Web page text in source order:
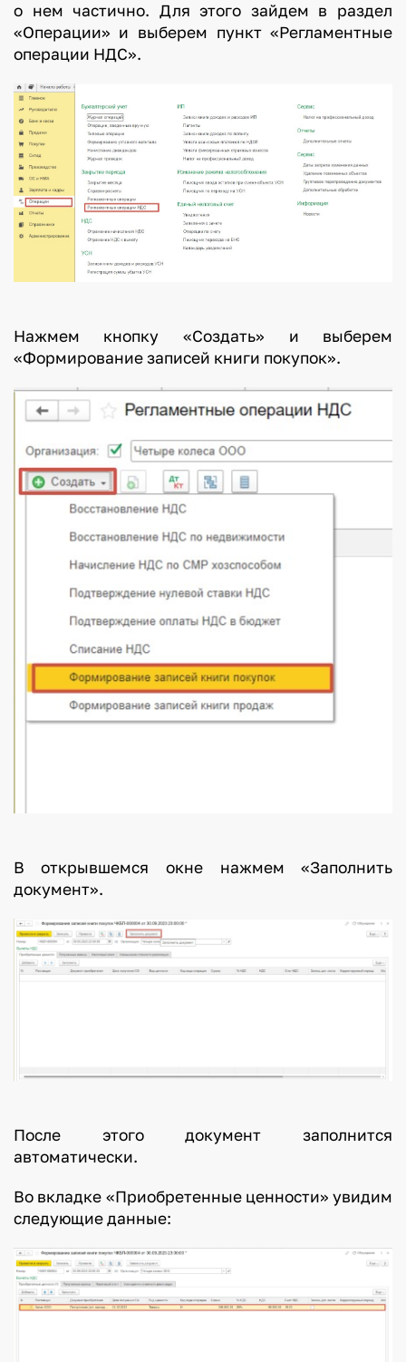
о нем частично. Для этого зайдем в раздел
«Операции» и выберем пункт «Регламентные
операции НДС».
Нажмем кнопку «Создать» и выберем
«Формирование записей книги покупок».
В открывшемся окне нажмем «Заполнить
документ».
После этого документ заполнится
автоматически.
Во вкладке «Приобретенные ценности» увидим
следующие данные: